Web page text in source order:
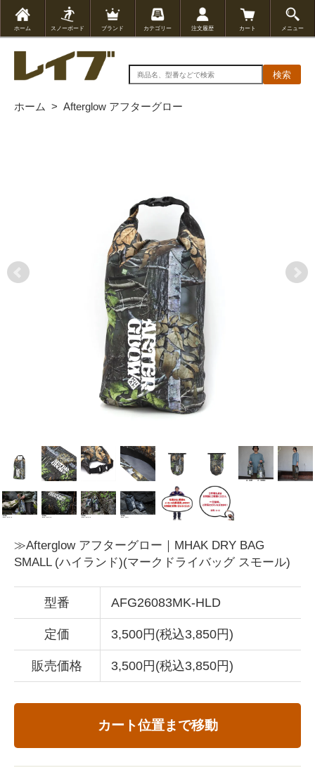
ホーム スノーボード ブランド カテゴリー 注文履歴 カート メニュー
検索
ホーム > Afterglow アフターグロー
≫Afterglow アフターグロー｜MHAK DRY BAG
SMALL (ハイランド)(マークドライバッグ スモール)
型番 AFG26083MK-HLD
定価 3,500円(税込3,850円)
販売価格 3,500円(税込3,850円)
カート位置まで移動